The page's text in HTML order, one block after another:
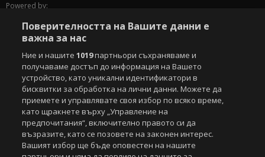
Powered by:
Поверителността на Вашите данни е
важна за нас
Ние и нашите1019партньори съхраняваме и
получаваме достъп до информация на Вашето
устройство, като уникални идентификатори в
бисквитки за обработка на лични данни. Можете да
приемете и управлявате своя избор по всяко време,
като щракнете върху „Управление на
предпочитания“, включително правото си да
възразите, като се позовете на законен интерес.
Вашият избор ще бъде оповестен на нашите